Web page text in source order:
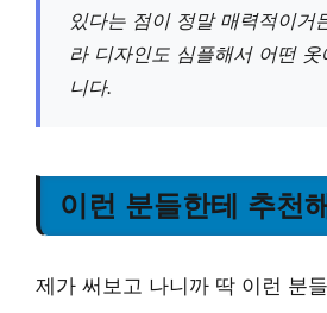
있다는 점이 정말 매력적이거
라 디자인도 심플해서 어떤
니다.
이런 분들한테 추천
제가 써보고 나니까 딱 이런 분